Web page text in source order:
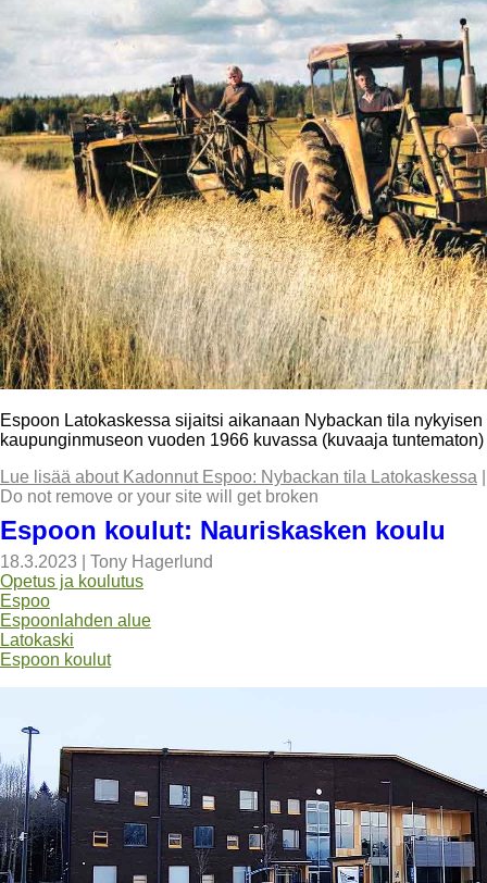
Espoon Latokaskessa sijaitsi aikanaan Nybackan tila
kaupunginmuseon vuoden 1966 kuvassa (kuvaaja
Lue lisää about Kadonnut Espoo: Nybackan tila Latokaskessa
Do not remove or your site will get broken
Espoon koulut: Nauriskasken koulu
18.3.2023
Tony Hagerlund
Opetus ja koulutus
Espoo
Espoonlahden alue
Latokaski
Espoon koulut